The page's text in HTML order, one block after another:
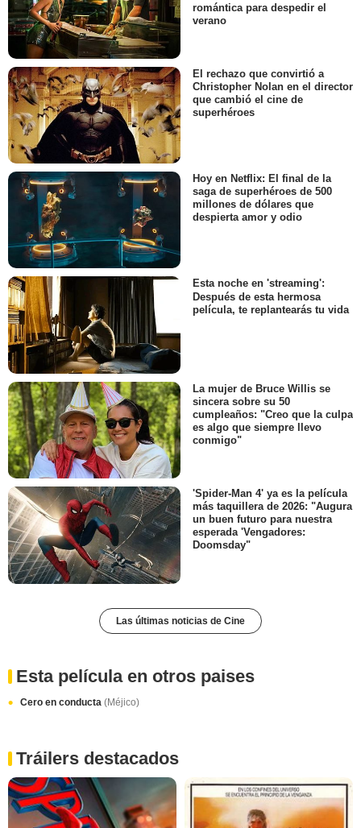
romántica para despedir el
verano
El rechazo que convirtió a
Christopher Nolan en el director
que cambió el cine de
superhéroes
Hoy en Netflix: El final de la
saga de superhéroes de 500
millones de dólares que
despierta amor y odio
Esta noche en 'streaming':
Después de esta hermosa
película, te replantearás tu vida
La mujer de Bruce Willis se
sincera sobre su 50
cumpleaños: "Creo que la culpa
es algo que siempre llevo
conmigo"
'Spider-Man 4' ya es la película
más taquillera de 2026: "Augura
un buen futuro para nuestra
esperada 'Vengadores:
Doomsday"
Las últimas noticias de Cine
Esta película en otros paises
Cero en conducta (Méjico)
Tráilers destacados